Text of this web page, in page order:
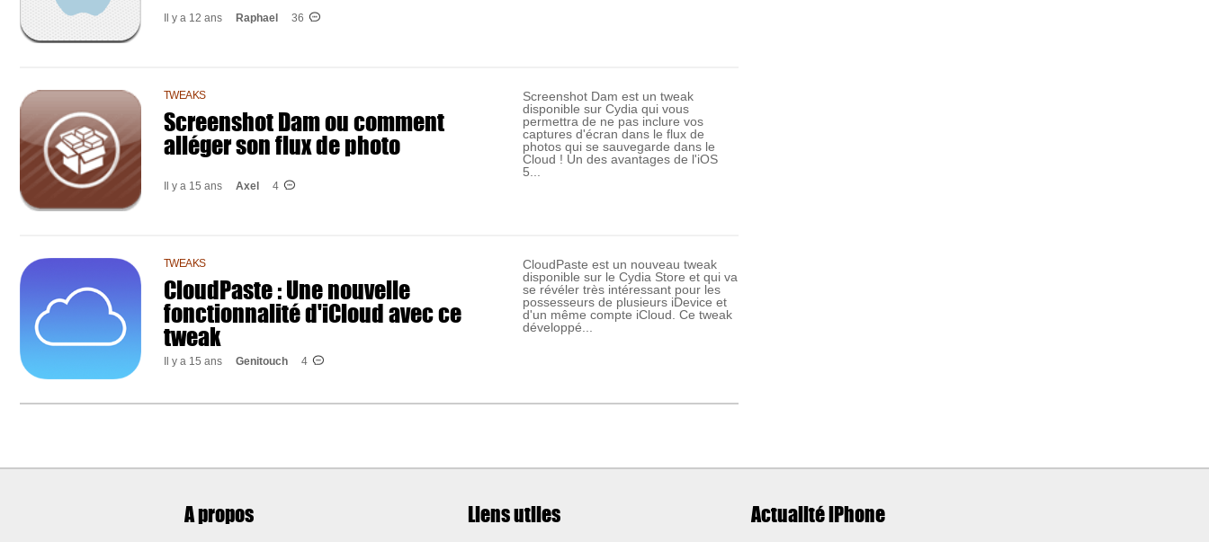
Il y a 12 ans Raphael 36
TWEAKS
Screenshot Dam ou comment
alléger son flux de photo
Il y a 15 ans Axel 4
Screenshot Dam est un tweak
disponible sur Cydia qui vous
permettra de ne pas inclure vos
captures d'écran dans le flux de
photos qui se sauvegarde dans le
Cloud ! Un des avantages de l'iOS
5...
TWEAKS
CloudPaste : Une nouvelle
fonctionnalité d'iCloud avec ce
tweak
Il y a 15 ans Genitouch 4
CloudPaste est un nouveau tweak
disponible sur le Cydia Store et qui va
se révéler très intéressant pour les
possesseurs de plusieurs iDevice et
d'un même compte iCloud. Ce tweak
développé...
A propos Liens utiles Actualité iPhone